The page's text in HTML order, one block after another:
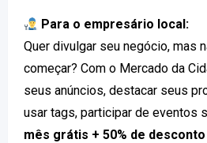
Para o empresário local:
Quer divulgar seu negócio, mas
começar? Com o Mercado da
seus anúncios, destacar seus
usar tags, participar de eventos
mês grátis + 50% de